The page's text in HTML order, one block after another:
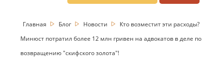
Главная Блог Новости
Кто возместит эти расходы?
Минюст потратил более 12 млн гривен на адвокатов в деле по
возвращению "скифского золота"!